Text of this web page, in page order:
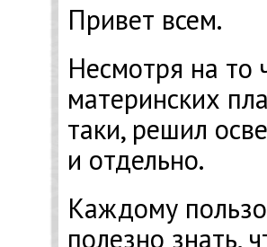
Привет всем.
Несмотря на то
материнских
таки, решил
и отдельно.
Каждому
полезно знать,